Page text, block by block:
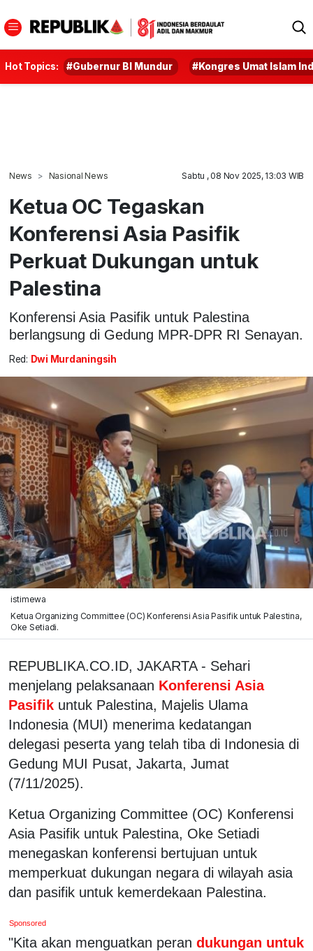
Hot Topics: #Gubernur BI Mundur #Kongres Umat Islam
News Nasional News Sabtu , 08 Nov 2025, 13:03 WIB
Ketua OC Tegaskan
Konferensi Asia Pasifik
Perkuat Dukungan untuk
Palestina
Konferensi Asia Pasifik untuk Palestina
berlangsung di Gedung MPR-DPR RI Senayan.
Red: Dwi Murdaningsih
istimewa
Ketua Organizing Committee (OC) Konferensi Asia Pasifik untuk Palestina,
Oke Setiadi.
REPUBLIKA.CO.ID, JAKARTA - Sehari
menjelang pelaksanaan Konferensi Asia
Pasifik untuk Palestina, Majelis Ulama
Indonesia (MUI) menerima kedatangan
delegasi peserta yang telah tiba di Indonesia di
Gedung MUI Pusat, Jakarta, Jumat
(7/11/2025).
Ketua Organizing Committee (OC) Konferensi
Asia Pasifik untuk Palestina, Oke Setiadi
menegaskan konferensi bertujuan untuk
memperkuat dukungan negara di wilayah asia
dan pasifik untuk kemerdekaan Palestina.
Sponsored
"Kita akan menguatkan peran dukungan untuk